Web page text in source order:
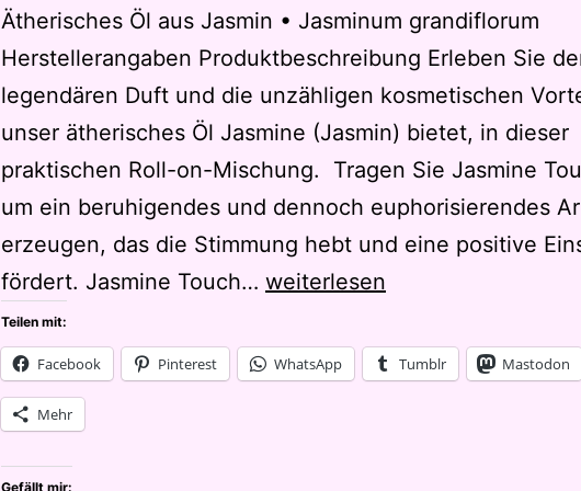
Ätherisches Öl aus Jasmin • Jasminum grandiflorum
Herstellerangaben Produktbeschreibung Erleben Sie
legendären Duft und die unzähligen kosmetischen
unser ätherisches Öl Jasmine (Jasmin) bietet, in dieser
praktischen Roll-on-Mischung. Tragen Sie Jasmine
um ein beruhigendes und dennoch euphorisierendes
erzeugen, das die Stimmung hebt und eine positive
fördert. Jasmine Touch… Jasmin
dôTerra
weiterlesen
Teilen mit:
Facebook Pinterest WhatsApp Tumblr Mastodon
Mehr
Gefällt mir: